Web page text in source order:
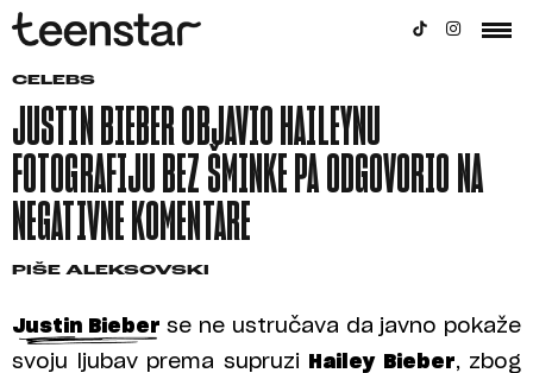
CELEBS
JUSTIN BIEBER OBJAVIO HAILEYNU
FOTOGRAFIJU BEZ ŠMINKE PA ODGOVORIO NA
NEGATIVNE KOMENTARE
PIŠE ALEKSOVSKI
Justin Bieber se ne ustručava da javno pokaže
svoju ljubav prema supruzi
Hailey Bieber, zbog